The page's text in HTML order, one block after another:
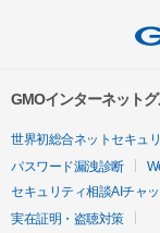
GMOインターネット
世界初総合ネットセキュ
パスワード漏洩診断
セキュリティ相談AIチャ
実在証明・盗聴対策